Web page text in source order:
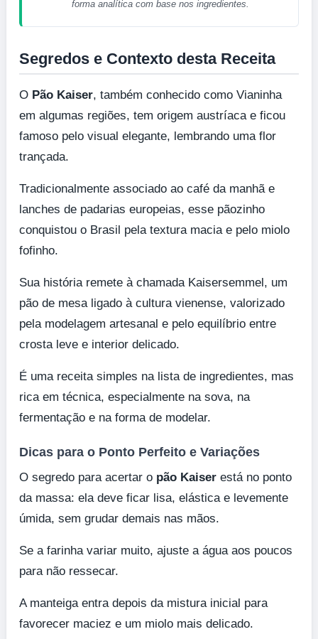
forma analítica com base nos ingredientes.
Segredos e Contexto desta Receita
O Pão Kaiser, também conhecido como Vianinha
em algumas regiões, tem origem austríaca e ficou
famoso pelo visual elegante, lembrando uma flor
trançada.
Tradicionalmente associado ao café da manhã e
lanches de padarias europeias, esse pãozinho
conquistou o Brasil pela textura macia e pelo miolo
fofinho.
Sua história remete à chamada Kaisersemmel, um
pão de mesa ligado à cultura vienense, valorizado
pela modelagem artesanal e pelo equilíbrio entre
crosta leve e interior delicado.
É uma receita simples na lista de ingredientes, mas
rica em técnica, especialmente na sova, na
fermentação e na forma de modelar.
Dicas para o Ponto Perfeito e Variações
O segredo para acertar o pão Kaiser está no ponto
da massa: ela deve ficar lisa, elástica e levemente
úmida, sem grudar demais nas mãos.
Se a farinha variar muito, ajuste a água aos poucos
para não ressecar.
A manteiga entra depois da mistura inicial para
favorecer maciez e um miolo mais delicado.